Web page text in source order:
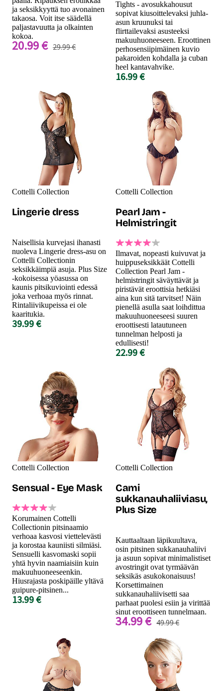
ja seksikkyyttä tuo avonainen
takaosa. Voit itse säädellä
paljastavuutta ja olkainten
kokoa.
20.99 € 29.99 €
Tights - avosukkahousut
sopivat kiusoittelevaksi juhla-
asun kruunuksi tai
flirttailevaksi asusteeksi
makuuhuoneeseen. Eroottinen
perhosensiipimäinen kuvio
pakaroiden kohdalla ja cuban
heel kantavahvike.
16.99 €
Cottelli Collection
Lingerie dress
Naisellisia kurvejasi ihanasti
nuoleva Lingerie dress-asu on
Cottelli Collectionin
seksikkäimpiä asuja. Plus Size
-kokoisessa yöasussa on
kaunis pitsikuviointi edessä
joka verhoaa myös rinnat.
Rintaliivikupeissa ei ole
kaaritukia.
39.99 €
Cottelli Collection
Pearl Jam -
Helmistringit
Ilmavat, nopeasti kuivuvat ja
huippuseksikkäät Cottelli
Collection Pearl Jam -
helmistringit säväyttävät ja
piristävät eroottisia hetkiäsi
aina kun sitä tarvitset! Näin
pienellä asulla saat loihdittua
makuuhuoneeseesi suuren
eroottisesti latautuneen
tunnelman helposti ja
edullisesti!
22.99 €
Cottelli Collection
Sensual - Eye Mask
Korumainen Cottelli
Collectionin pitsinaamio
verhoaa kasvosi viettelevästi
ja korostaa kauniisti silmiäsi.
Sensuelli kasvomaski sopii
yhtä hyvin naamiaisiin kuin
makuuhuoneeseenkin.
Hiusrajasta poskipäille yltävä
guipure-pitsinen...
13.99 €
Cottelli Collection
Cami
sukkanauhaliiviasu,
Plus Size
Kauttaaltaan läpikuultava,
osin pitsinen sukkanauhaliivi
ja asuun sopivat minimalistiset
avostringit ovat tyrmäävän
seksikäs asukokonaisuus!
Korsettimainen
sukkanauhaliivisetti saa
parhaat puolesi esiin ja virittää
sinut eroottiseen tunnelmaan.
34.99 € 49.99 €